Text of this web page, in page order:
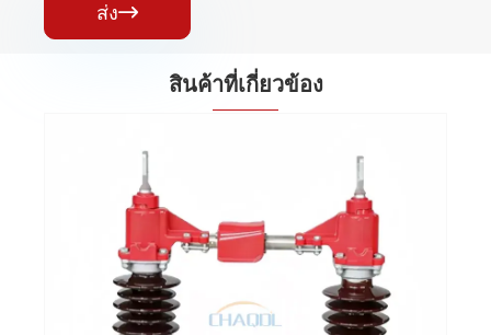
ส่ง
สินค้าที่เกี่ยวข้อง
สวิตช์ตัดการเชื่อมต่อกลางแจ้ง 12KV
ดูเพิ่มเติม >>